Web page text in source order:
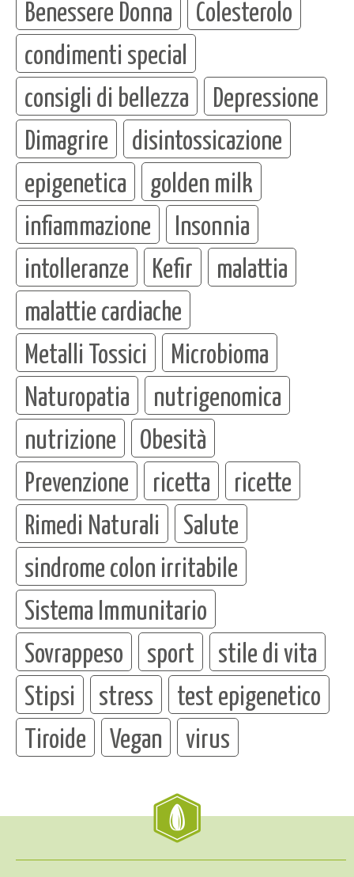
Benessere Donna
Colesterolo
condimenti special
consigli di bellezza
Depressione
Dimagrire
disintossicazione
epigenetica
golden milk
infiammazione
Insonnia
intolleranze
Kefir
malattia
malattie cardiache
Metalli Tossici
Microbioma
Naturopatia
nutrigenomica
nutrizione
Obesità
Prevenzione
ricetta
ricette
Rimedi Naturali
Salute
sindrome colon irritabile
Sistema Immunitario
Sovrappeso
sport
stile di vita
Stipsi
stress
test epigenetico
Tiroide
Vegan virus